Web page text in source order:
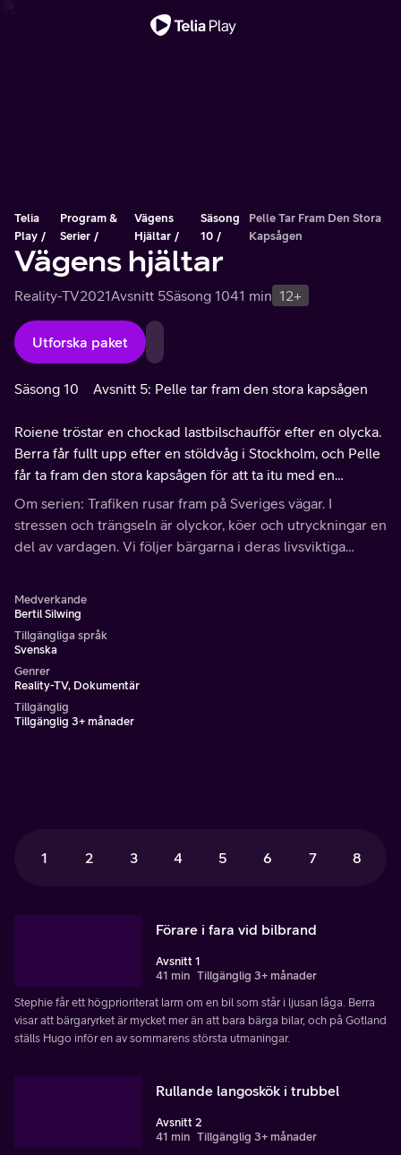
Telia
Play
Program &
Serier
Vägens
Hjältar
Säsong
10
Pelle Tar Fram Den Stora
Kapsågen
Vägens hjältar
Reality-TV2021Avsnitt 5Säsong 1041 min 12+
Utforska paket
Säsong 10 Avsnitt 5: Pelle tar fram den stora kapsågen
Roiene tröstar en chockad lastbilschaufför efter en olycka.
Berra får fullt upp efter en stöldvåg i Stockholm, och Pelle
får ta fram den stora kapsågen för att ta itu med en
nerkörd lyktstolpe.
Om serien: Trafiken rusar fram på Sveriges vägar. I
stressen och trängseln är olyckor, köer och utryckningar en
del av vardagen. Vi följer bärgarna i deras livsviktiga
Medverkande
Bertil Silwing
Tillgängliga språk
Svenska
Genrer
Reality-TV, Dokumentär
Tillgänglig
Tillgänglig 3+ månader
1 2 3 4 5 6 7 8
Förare i fara vid bilbrand
Avsnitt 1
41 min Tillgänglig 3+ månader
Stephie får ett högprioriterat larm om en bil som står i ljusan låga. Berra
visar att bärgaryrket är mycket mer än att bara bärga bilar, och på Gotland
ställs Hugo inför en av sommarens största utmaningar.
Rullande langoskök i trubbel
Avsnitt 2
41 min Tillgänglig 3+ månader